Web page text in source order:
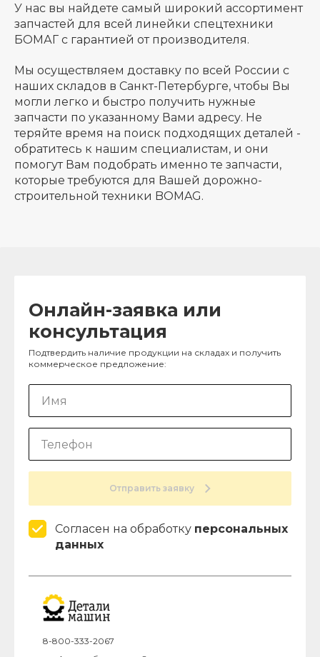
У нас вы найдете самый широкий ассортимент
запчастей для всей линейки спецтехники
БОМАГ с гарантией от производителя.
Мы осуществляем доставку по всей России с
наших складов в Санкт-Петербурге, чтобы Вы
могли легко и быстро получить нужные
запчасти по указанному Вами адресу. Не
теряйте время на поиск подходящих деталей -
обратитесь к нашим специалистам, и они
помогут Вам подобрать именно те запчасти,
которые требуются для Вашей дорожно-
строительной техники BOMAG.
Онлайн-заявка или
консультация
Подтвердить наличие продукции на складах и получить
коммерческое предложение:
Отправить заявку
Согласен на обработку персональных
данных
8-800-333-2067